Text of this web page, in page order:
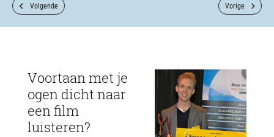
Volgende Vorige
Voortaan met je
ogen dicht naar
een film
luisteren?